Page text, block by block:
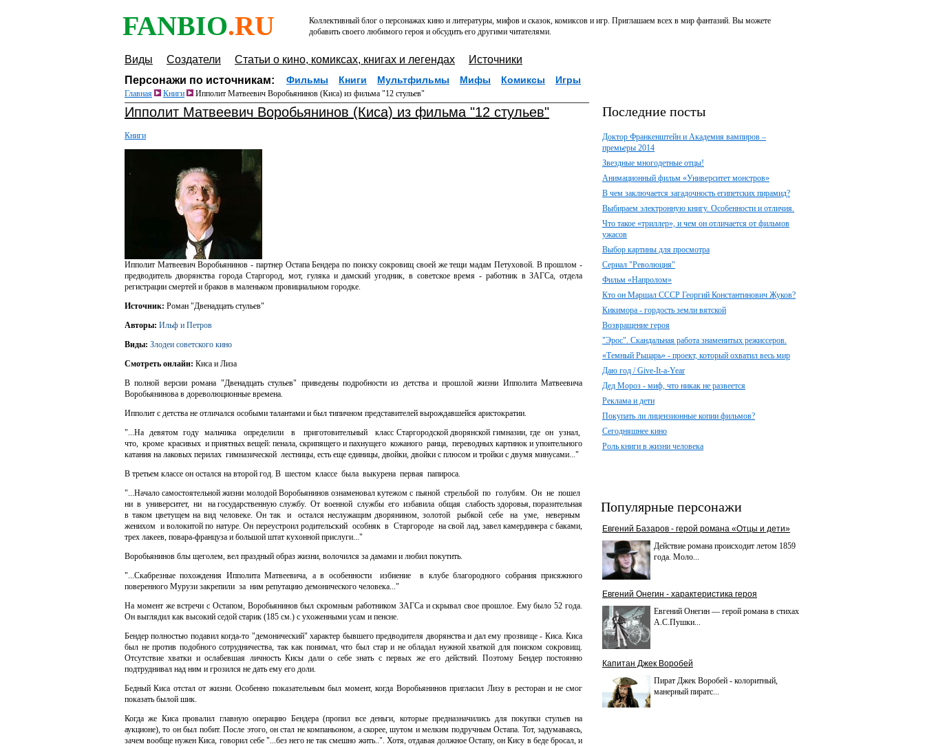
FANBIO.RU
Коллективный блог о персонажах кино и литературы, мифов и сказок, комиксов и игр. Приглашаем всех в мир фантазий. Вы можете
добавить своего любимого героя и обсудить его другими читателями.
Виды Создатели Статьи о кино, комиксах, книгах и легендах
Источники
Персонажи по источникам:
Фильмы Книги Мультфильмы Мифы Комиксы Игры
Главная Книги Ипполит Матвеевич Воробьянинов (Киса) из фильма "12 стульев"
Ипполит Матвеевич Воробьянинов (Киса) из фильма "12 стульев"
Книги
Ипполит Матвеевич Воробьянинов - партнер Остапа Бендера по поиску сокровищ своей же тещи мадам Петуховой. В прошлом -
предводитель дворянства города Старгород, мот, гуляка и дамский угодник, в советское время - работник в ЗАГСа, отдела
регистрации смертей и браков в маленьком провициальном городке.
Источник: Роман "Двенадцать стульев"
Авторы: Ильф и Петров
Виды: Злодеи советского кино
Смотреть онлайн: Киса и Лиза
В полной версии романа "Двенадцать стульев" приведены подробности из детства и прошлой жизни Ипполита Матвеевича
Воробьянинова в дореволюционные времена.
Ипполит с детства не отличался особыми талантами и был типичном представителей вырождавшейся аристократии.
"...На девятом году мальчика определили в приготовительный класс Старгородской дворянской гимназии, где он узнал,
что, кроме красивых и приятных вещей: пенала, скрипящего и пахнущего кожаного ранца, переводных картинок и упоительного
катания на лаковых перилах гимназической лестницы, есть еще единицы, двойки, двойки с плюсом и тройки с двумя минусами..."
В третьем классе он остался на второй год. В шестом классе была выкурена первая папироса.
"...Начало самостоятельной жизни молодой Воробьянинов ознаменовал кутежом с пьяной стрельбой по голубям. Он не пошел
ни в университет, ни на государственную службу. От военной службы его избавила общая слабость здоровья, поразительная
в таком цветущем на вид человеке. Он так и остался неслужащим дворянином, золотой рыбкой себе на уме, неверным
женихом и волокитой по натуре. Он переустроил родительский особняк в Старгороде на свой лад, завел камердинера с баками,
трех лакеев, повара-француза и большой штат кухонной прислуги..."
Воробьянинов блы щеголем, вел праздный образ жизни, волочился за дамами и любил покутить.
"...Скабрезные похождения Ипполита Матвеевича, а в особенности избиение в клубе благородного собрания присяжного
поверенного Мурузи закрепили за ним репутацию демонического человека..."
На момент же встречи с Остапом, Воробьянинов был скромным работником ЗАГСа и скрывал свое прошлое. Ему было 52 года.
Он выглядил как высокий седой старик (185 см.) с ухоженными усам и пенсне.
Бендер полностью подавил когда-то "демонический" характер бывшего предводителя дворянства и дал ему прозвище - Киса. Киса
был не против подобного сотрудничества, так как понимал, что был стар и не обладал нужной хваткой для поиском сокровищ.
Отсутствие хватки и ослабевшая личность Кисы дали о себе знать с первых же его действий. Поэтому Бендер постоянно
подтруднивал над ним и грозился не дать ему его доли.
Бедный Киса отстал от жизни. Особенно показательным был момент, когда Воробьянинов пригласил Лизу в ресторан и не смог
показать былой шик.
Когда же Киса провалил главную операцию Бендера (пропил все деньги, которые предназначились для покупки стульев на
аукционе), то он был побит. После этого, он стал не компаньоном, а скорее, шутом и мелким подручным Остапа. Тот, задумаваясь,
зачем вообще нужен Киса, говорил себе "...без него не так смешно жить..". Хотя, отдавая должное Остапу, он Кису в беде бросал, и
Последние посты
Доктор Франкенштейн и Академия вампиров –
премьеры 2014
Звездные многодетные отцы!
Анимационный фильм «Университет монстров»
В чем заключается загадочность египетских пирамид?
Выбираем электронную книгу. Особенности и отличия.
Что такое «триллер», и чем он отличается от фильмов
ужасов
Выбор картины для просмотра
Сериал "Революция"
Фильм «Напролом»
Кто он Маршал СССР Георгий Константинович Жуков?
Кикимора - гордость земли вятской
Возвращение героя
"Эрос". Скандальная работа знаменитых режиссеров.
«Темный Рыцарь» - проект, который охватил весь мир
Даю год / Give-It-a-Year
Дед Мороз - миф, что никак не развеется
Реклама и дети
Покупать ли лицензионные копии фильмов?
Сегодняшнее кино
Роль книги в жизни человека
Популярные персонажи
Евгений Базаров - герой романа «Отцы и дети»
Действие романа происходит летом 1859
года. Моло...
Евгений Онегин - характеристика героя
Евгений Онегин — герой романа в стихах
А.С.Пушки...
Капитан Джек Воробей
Пират Джек Воробей - колоритный,
манерный пиратс...